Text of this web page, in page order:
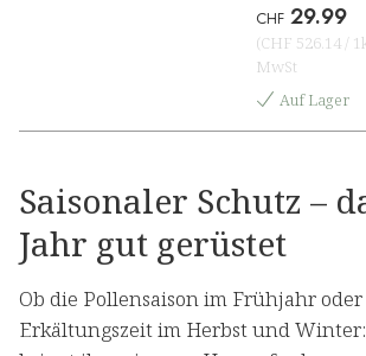
CHF 29.99
(CHF 526.14 /
MwSt
Auf Lager
Saisonaler Schutz –
Jahr gut gerüstet
Ob die Pollensaison im Frühjahr
Erkältungszeit im Herbst und Winter: